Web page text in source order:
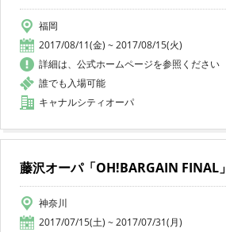
福岡
2017/08/11(金) ~ 2017/08/15(火)
詳細は、公式ホームページを参照ください
誰でも入場可能
キャナルシティオーパ
藤沢オーパ「OH!BARGAIN FINAL」
神奈川
2017/07/15(土) ~ 2017/07/31(月)